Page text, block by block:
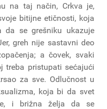
na taj način, Crkva je,
bitijne etičnosti, koja
da se grešniku ukazuje
greh nije sastavni deo
a čovek, svaki
treba pristupati sećajući
za sve. Odlučnost u
koja bi da svet
i brižna želja da se